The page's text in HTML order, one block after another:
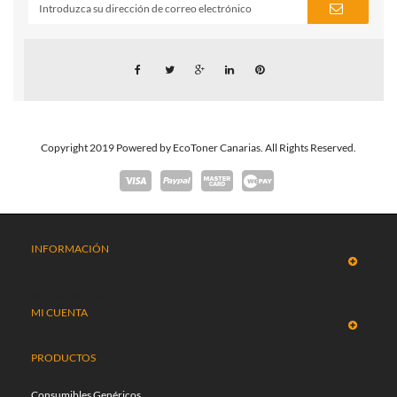
Copyright 2019 Powered by EcoToner Canarias. All Rights Reserved.
INFORMACIÓN
MI CUENTA
PRODUCTOS